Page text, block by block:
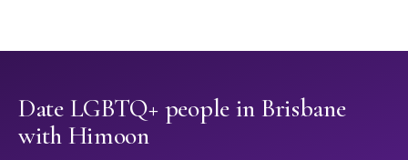
Date LGBTQ+ people in Brisbane
with Himoon